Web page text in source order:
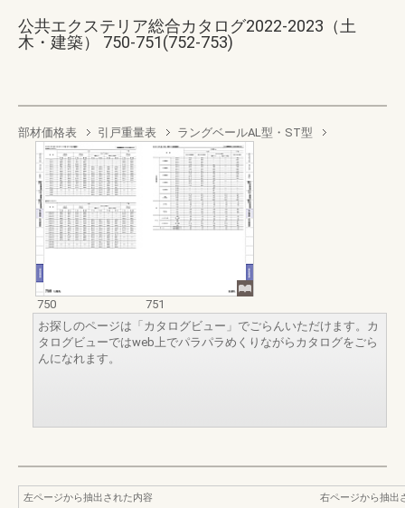
公共エクステリア総合カタログ2022-2023（土
木・建築） 750-751(752-753)
部材価格表 引戸重量表 ラングベールAL型・ST型
750
751
お探しのページは「カタログビュー」でごらんいただけます。カ
タログビューではweb上でパラパラめくりながらカタログをごら
んになれます。
左ページから抽出された内容
右ページから抽出